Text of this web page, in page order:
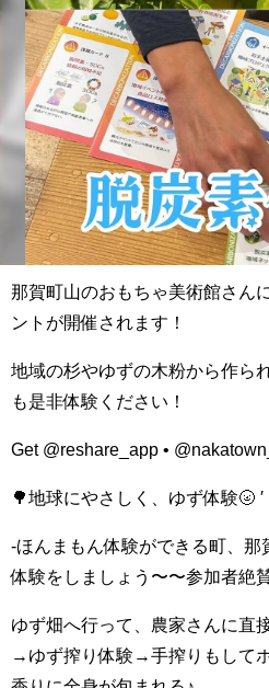
那賀町山のおもちゃ美術館さん
ントが開催されます！
地域の杉やゆずの木粉から作ら
も是非体験ください！
Get @reshare_app •
🌳地球にやさしく、ゆず体験🌝 ′
-ほんまもん体験ができる町、那
体験をしましょう〜〜参加者絶
ゆず畑へ行って、農家さんに直
→ゆず搾り体験→手搾りもして